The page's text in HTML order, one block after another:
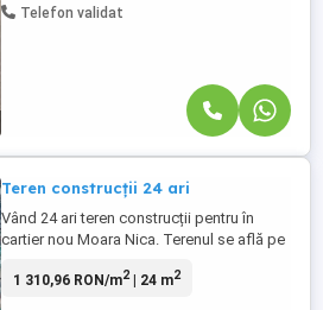
Telefon validat
Teren construcții 24 ari
Vând 24 ari teren construcții pentru în
cartier nou Moara Nica. Terenul se află pe
sau din Moara de pe strada Tinoasa și are
1 310,96 RON/m2| 24 m2